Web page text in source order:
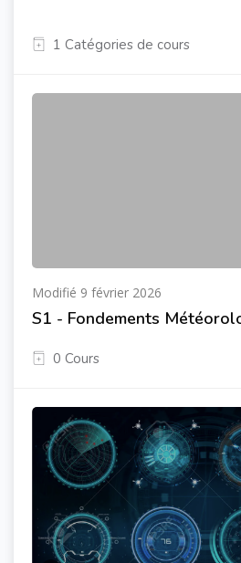
1 Catégories de cours
Modifié 9 février 2026
S1 - Fondements
0 Cours